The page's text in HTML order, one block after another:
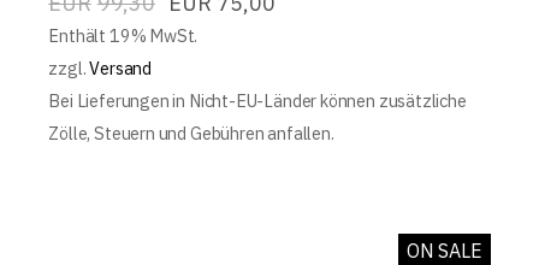
Enthält 19% MwSt.
zzgl.Versand
Bei Lieferungen in Nicht-EU-Länder können zusätzliche
Zölle, Steuern und Gebühren anfallen.
ON SALE